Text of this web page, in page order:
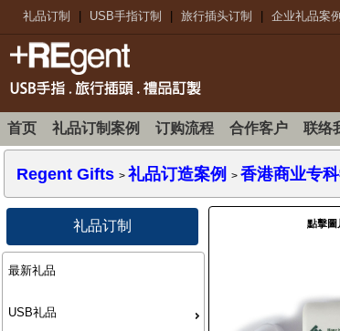
礼品订制 USB手指订制 旅行插头订制 企业礼品案例
首页 礼品订制案例 订购流程 合作客户 联络
Regent Gifts >礼品订造案例 >香港商业专
礼品订制
最新礼品
USB礼品
點擊圖